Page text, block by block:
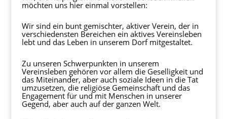
möchten uns hier einmal vorstellen:
Wir sind ein bunt gemischter, aktiver Verein, der in
verschiedensten Bereichen ein aktives Vereinsleben
lebt und das Leben in unserem Dorf mitgestaltet.
Zu unseren Schwerpunkten in unserem
Vereinsleben gehören vor allem die Geselligkeit und
das Miteinander, aber auch soziale Ideen in die Tat
umzusetzen, die religiöse Gemeinschaft und das
Engagement für und mit Menschen in unserer
Gegend, aber auch auf der ganzen Welt.